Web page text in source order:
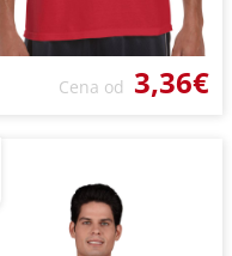
Cena od 3,36€